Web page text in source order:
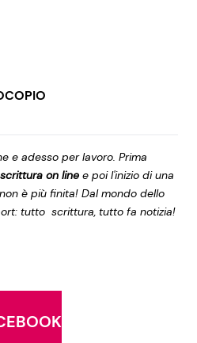
e adesso per lavoro. Prima
scrittura on line e poi l'inizio di una
è più finita! Dal mondo dello
tutto scrittura, tutto fa notizia!